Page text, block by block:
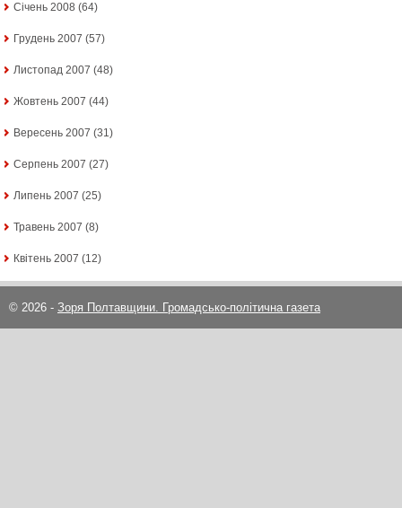
Січень 2008 (64)
Грудень 2007 (57)
Листопад 2007 (48)
Жовтень 2007 (44)
Вересень 2007 (31)
Серпень 2007 (27)
Липень 2007 (25)
Травень 2007 (8)
Квітень 2007 (12)
© 2026 - Зоря Полтавщини. Громадсько-політична газета